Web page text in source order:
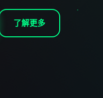
了解更多